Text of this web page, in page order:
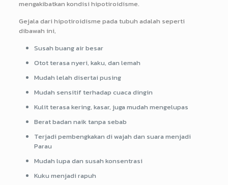
mengakibatkan kondisi hipotiroidisme.
Gejala dari hipotiroidisme pada tubuh adalah seperti
dibawah ini,
Susah buang air besar
Otot terasa nyeri, kaku, dan lemah
Mudah lelah disertai pusing
Mudah sensitif terhadap cuaca dingin
Kulit terasa kering, kasar, juga mudah mengelupas
Berat badan naik tanpa sebab
Terjadi pembengkakan di wajah dan suara menjadi
Parau
Mudah lupa dan susah konsentrasi
Kuku menjadi rapuh